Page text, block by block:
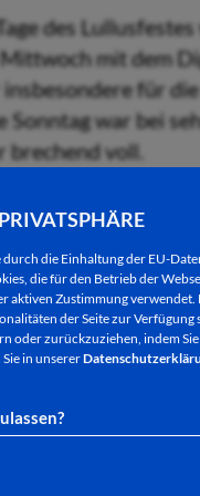
die Einhaltung der EU-
die für den Betrieb der
Zustimmung verwendet.
der Seite zur Verfügung
oder zurückzuziehen, indem
in unserer
des
mit dem
für
war bei
brechend voll.
zusammen mit
vor.
Jessica
Zahlen zu
Hersfeld),
Leiter